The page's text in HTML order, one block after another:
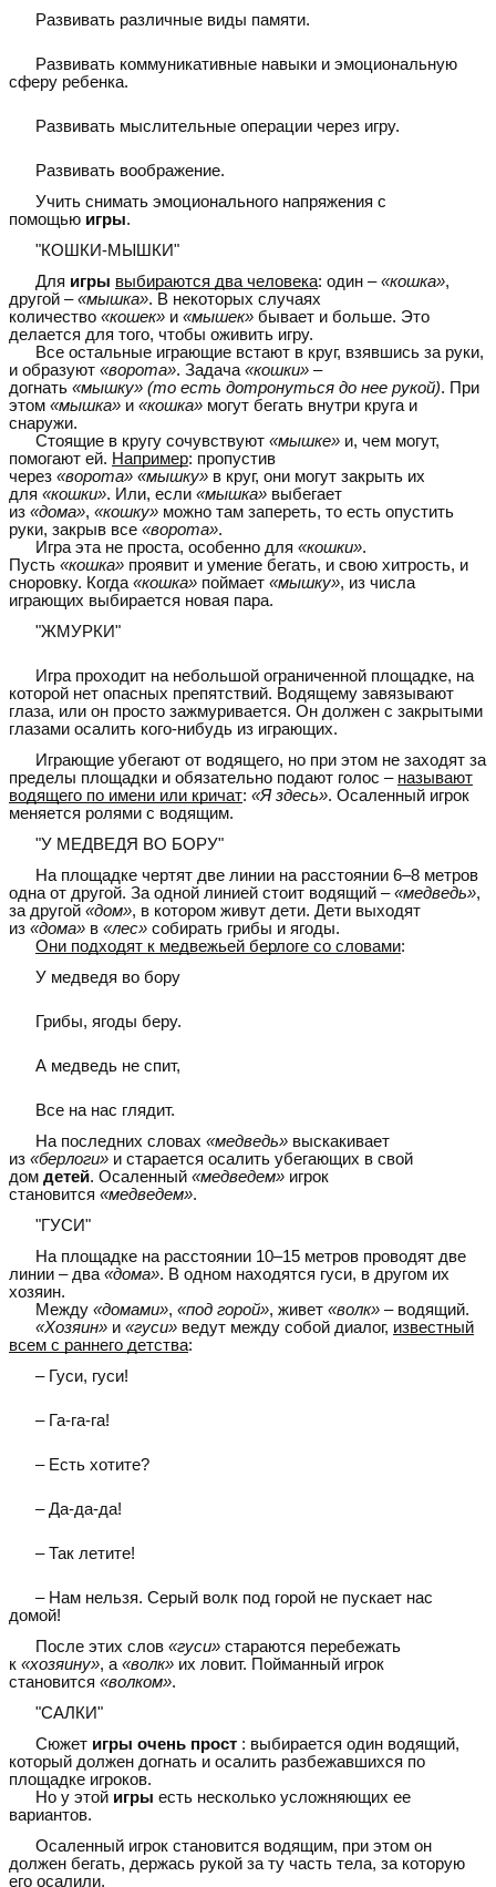
Развивать различные виды памяти.
Развивать коммуникативные навыки и эмоциональную
сферу ребенка.
Развивать мыслительные операции через игру.
Развивать воображение.
Учить снимать эмоционального напряжения с
помощью игры.
"КОШКИ-МЫШКИ"
Для игры выбираются два человека: один –«кошка»,
другой –«мышка». В некоторых случаях
количество «кошек» и «мышек» бывает и больше. Это
делается для того, чтобы оживить игру.
Все остальные играющие встают в круг, взявшись за руки,
и образуют «ворота». Задача «кошки» –
догнать «мышку» (то есть дотронуться до нее рукой). При
этом «мышка» и «кошка» могут бегать внутри круга и
снаружи.
Стоящие в кругу сочувствуют «мышке» и, чем могут,
помогают ей. Например: пропустив
через «ворота» «мышку» в круг, они могут закрыть их
для «кошки». Или, если «мышка» выбегает
из «дома», «кошку» можно там запереть, то есть опустить
руки, закрыв все «ворота».
Игра эта не проста, особенно для «кошки».
Пусть «кошка» проявит и умение бегать, и свою хитрость, и
сноровку. Когда «кошка» поймает «мышку», из числа
играющих выбирается новая пара.
"ЖМУРКИ"
Игра проходит на небольшой ограниченной площадке, на
которой нет опасных препятствий. Водящему завязывают
глаза, или он просто зажмуривается. Он должен с закрытыми
глазами осалить кого-нибудь из играющих.
Играющие убегают от водящего, но при этом не заходят за
пределы площадки и обязательно подают голос – называют
водящего по имени или кричат: «Я здесь». Осаленный игрок
меняется ролями с водящим.
"У МЕДВЕДЯ ВО БОРУ"
На площадке чертят две линии на расстоянии 6–8 метров
одна от другой. За одной линией стоит водящий –«медведь»,
за другой «дом», в котором живут дети. Дети выходят
из «дома» в «лес» собирать грибы и ягоды.
Они подходят к медвежьей берлоге со словами:
У медведя во бору
Грибы, ягоды беру.
А медведь не спит,
Все на нас глядит.
На последних словах «медведь» выскакивает
из «берлоги» и старается осалить убегающих в свой
дом детей. Осаленный «медведем» игрок
становится «медведем».
"ГУСИ"
На площадке на расстоянии 10–15 метров проводят две
линии – два «дома». В одном находятся гуси, в другом их
хозяин.
Между «домами», «под горой», живет «волк» – водящий.
«Хозяин» и «гуси» ведут между собой диалог, известный
всем с раннего детства:
– Гуси, гуси!
– Га-га-га!
– Есть хотите?
– Да-да-да!
– Так летите!
– Нам нельзя. Серый волк под горой не пускает нас
домой!
После этих слов «гуси» стараются перебежать
к «хозяину», а «волк» их ловит. Пойманный игрок
становится «волком».
"САЛКИ"
Сюжет игры очень прост : выбирается один водящий,
который должен догнать и осалить разбежавшихся по
площадке игроков.
Но у этой игры есть несколько усложняющих ее
вариантов.
Осаленный игрок становится водящим, при этом он
должен бегать, держась рукой за ту часть тела, за которую
его осалили.